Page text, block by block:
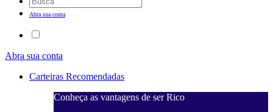
Abra sua conta
Abra sua conta
Carteiras Recomendadas
Conheça as vantagens de ser Rico